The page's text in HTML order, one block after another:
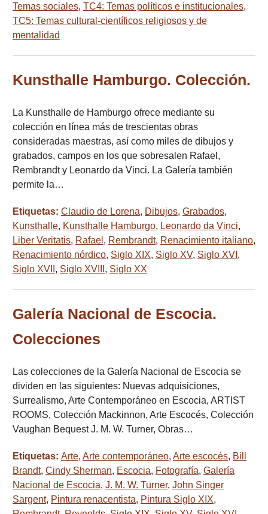
Temas sociales, TC4: Temas políticos e institucionales,
TC5: Temas cultural-científicos religiosos y de
mentalidad
Kunsthalle Hamburgo. Colección.
La Kunsthalle de Hamburgo ofrece mediante su
colección en línea más de trescientas obras
consideradas maestras, así como miles de dibujos y
grabados, campos en los que sobresalen Rafael,
Rembrandt y Leonardo da Vinci. La Galería también
permite la…
Etiquetas: Claudio de Lorena, Dibujos, Grabados,
Kunsthalle, Kunsthalle Hamburgo, Leonardo da Vinci,
Liber Veritatis, Rafael , Rembrandt, Renacimiento italiano,
Renacimiento nórdico, Siglo XIX, Siglo XV, Siglo XVI ,
Siglo XVII , Siglo XVIII , Siglo XX
Galería Nacional de Escocia.
Colecciones
Las colecciones de la Galería Nacional de Escocia se
dividen en las siguientes: Nuevas adquisiciones,
Surrealismo, Arte Contemporáneo en Escocia, ARTIST
ROOMS, Colección Mackinnon, Arte Escocés, Colección
Vaughan Bequest J. M. W. Turner, Obras…
Etiquetas: Arte, Arte contemporáneo, Arte escocés, Bill
Brandt, Cindy Sherman, Escocia, Fotografía, Galería
Nacional de Escocia, J. M. W. Turner, John Singer
Sargent, Pintura renacentista, Pintura Siglo XIX,